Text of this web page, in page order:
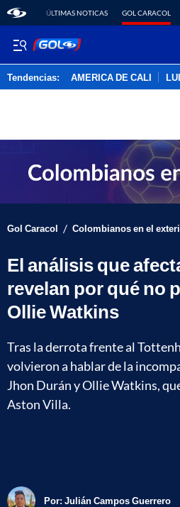
ÚLTIMAS NOTICAS GOL CARACOL
Tendencias: AMERICA DE CALI
Gol Caracol / Colombianos en el
El análisis que
revelan por qué no
Ollie Watkins
Tras la derrota frente al
volvieron a hablar de la
Jhon Durán y Ollie Watkins,
Aston Villa.
Por: Julián Campos Guerrero